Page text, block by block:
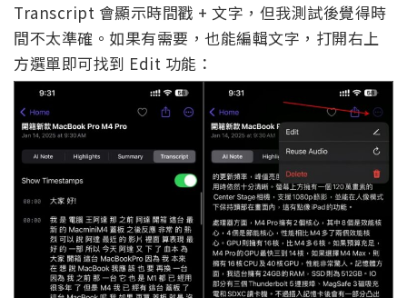
Transcript 會顯示時間戳 + 文字，但我測試後覺得時
間不太準確。如果有需要，也能編輯文字，打開右上
方選單即可找到 Edit 功能：